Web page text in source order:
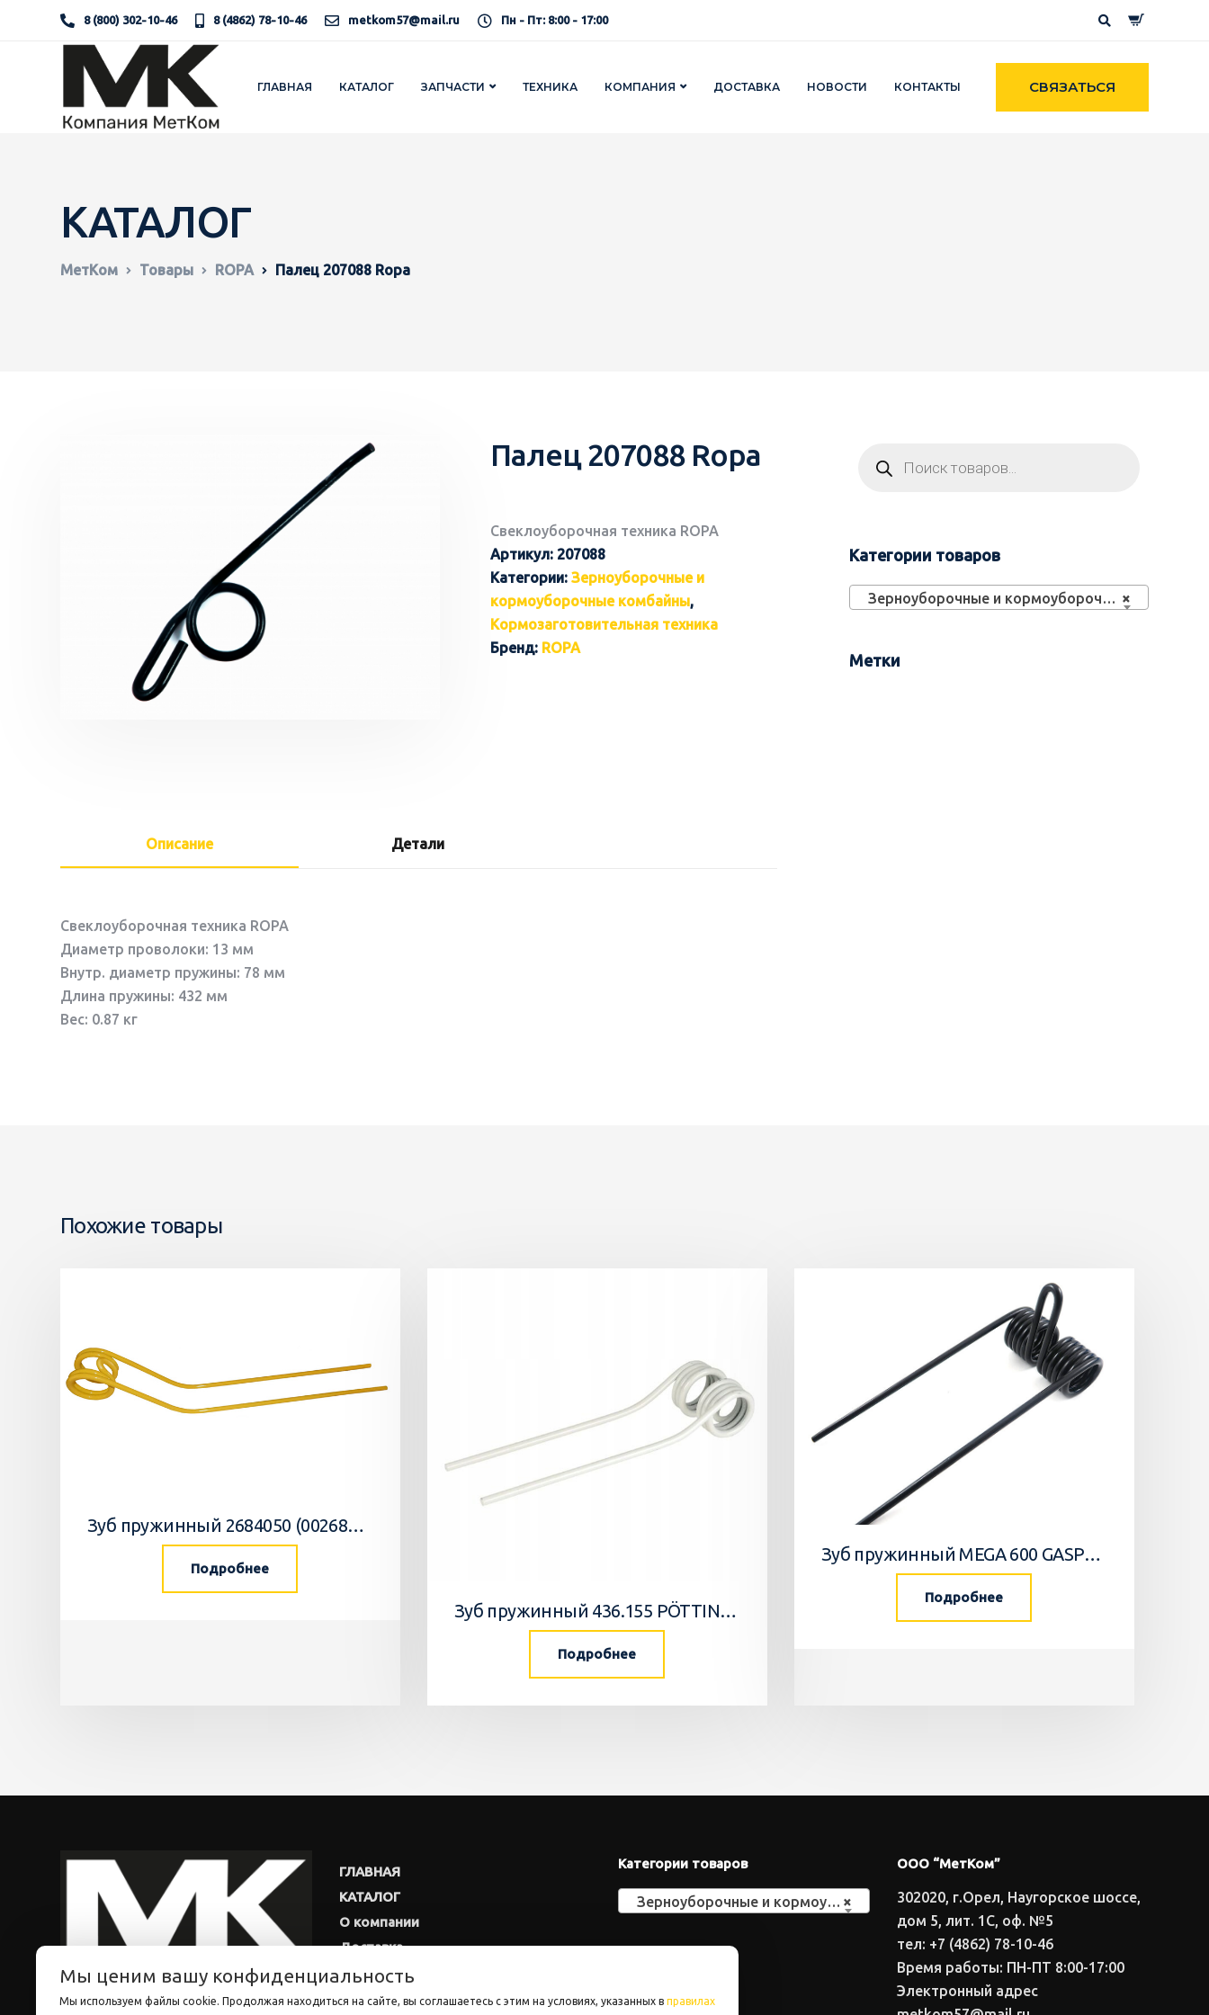
8 (800) 302-10-46 8 (4862) 78-10-46 metkom57@mail.ru Пн - Пт: 8:00 - 17:00
ГЛАВНАЯ КАТАЛОГ ЗАПЧАСТИ ТЕХНИКА КОМПАНИЯ ДОСТАВКА НОВОСТИ КОНТАКТЫ СВЯЗАТЬСЯ
КАТАЛОГ
МетКом Товары ROPA Палец 207088 Ropa
Палец 207088 Ropa
Свеклоуборочная техника ROPA
Артикул: 207088
Категории: Зерноуборочные и
кормоуборочные комбайны,
Кормозаготовительная техника
Бренд: ROPA
Описание Детали
Свеклоуборочная техника ROPA
Диаметр проволоки: 13 мм
Внутр. диаметр пружины: 78 мм
Длина пружины: 432 мм
Вес: 0.87 кг
Категории товаров
×
Зерноуборочные и кормоуборочные комбайны (23)
Метки
Похожие товары
Зуб пружинный 2684050 (002684050, 268405.0) Krone
Подробнее
Зуб пружинный 436.155 PÖTTINGER
Подробнее
Зуб пружинный MEGA 600 GASPARDO
Подробнее
ГЛАВНАЯ
КАТАЛОГ
О компании
Доставка
Новости
Категории товаров
×
Зерноуборочные и кормоуборочные комбайны
ООО “МетКом”
302020, г.Орел, Наугорское шоссе,
дом 5, лит. 1С, оф. №5
тел: +7 (4862) 78-10-46
Время работы: ПН-ПТ 8:00-17:00
Электронный адрес
Мы ценим вашу конфиденциальность
Мы используем файлы cookie. Продолжая находиться на сайте, вы соглашаетесь с этим на условиях, указанных в правилах